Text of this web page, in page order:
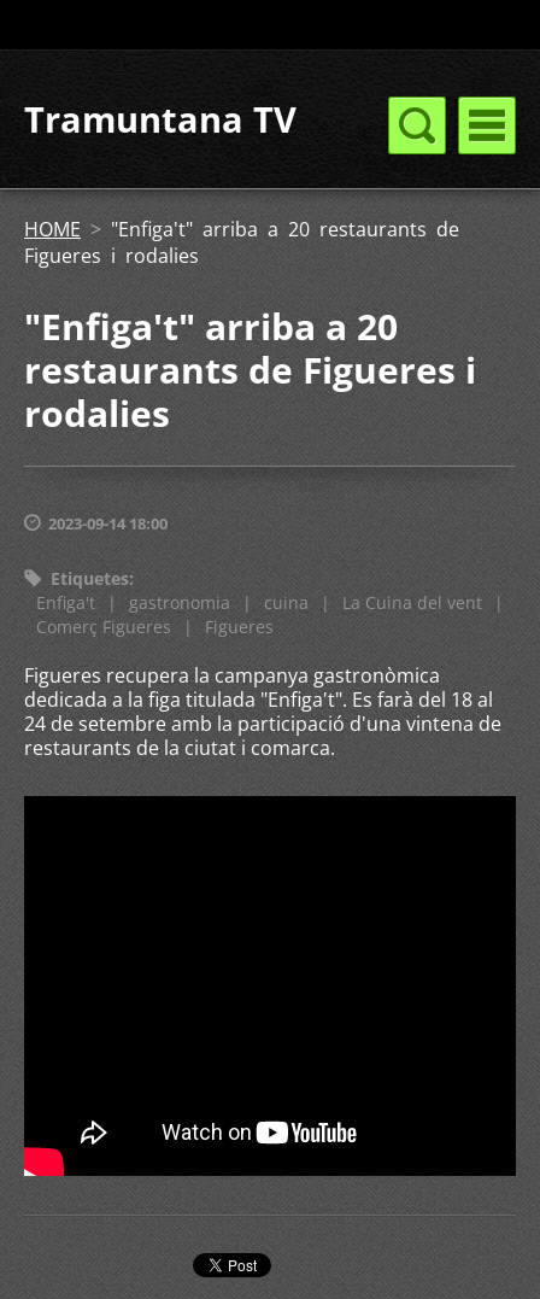
Tramuntana TV
HOME > "Enfiga't" arriba a 20 restaurants de
Figueres i rodalies
"Enfiga't" arriba a 20
restaurants de Figueres i
rodalies
2023-09-14 18:00
Etiquetes:
Enfiga't
| gastronomia | cuina | La Cuina del vent
|
Comerç Figueres
| Figueres
Figueres recupera la campanya gastronòmica
dedicada a la figa titulada "Enfiga't". Es farà del 18 al
24 de setembre amb la participació d'una vintena de
restaurants de la ciutat i comarca.